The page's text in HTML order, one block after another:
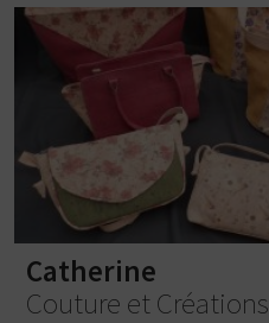
Catherine
Couture et Créations